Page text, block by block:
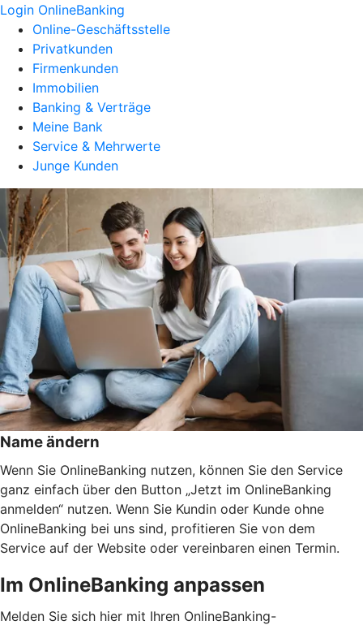
Login OnlineBanking
Online-Geschäftsstelle
Privatkunden
Firmenkunden
Immobilien
Banking & Verträge
Meine Bank
Service & Mehrwerte
Junge Kunden
Name ändern
Wenn Sie OnlineBanking nutzen, können Sie den Service
ganz einfach über den Button „Jetzt im OnlineBanking
anmelden“ nutzen. Wenn Sie Kundin oder Kunde ohne
OnlineBanking bei uns sind, profitieren Sie von dem
Service auf der Website oder vereinbaren einen Termin.
Im OnlineBanking anpassen
Melden Sie sich hier mit Ihren OnlineBanking-